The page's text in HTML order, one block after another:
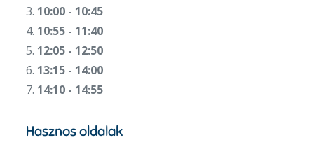
3. 10:00 - 10:45
4. 10:55 - 11:40
5. 12:05 - 12:50
6. 13:15 - 14:00
7. 14:10 - 14:55
Hasznos oldalak